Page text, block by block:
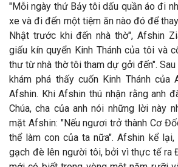
"Mỗi ngày thứ Bảy tôi dấu quần áođi nh
xe vàđi đến một tiệm ăn nàođó để
Nhật trước khi đến nhà thờ", Afshin
giấu kín quyển Kinh Thánh của tôi và
thư từ nhà thờ tôi tham dự gởi đến".
khám phá thấy cuốn Kinh Thánh của
Afshin. Khi Afshin thú nhận rằng anh
Chúa, cha của anh nói những lời này
mặt Afshin: "Nếu ngươi trở thành Cơ
thể làm con của ta nữa". Afshin kể
gạch đè lên người tôi, bởi vì thực tế ra